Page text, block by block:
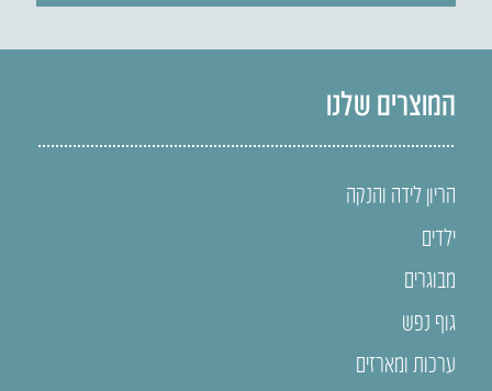
המוצרים שלנו
הריון לידה והנקה
ילדים
מבוגרים
גוף נפש
ערכות ומארזים